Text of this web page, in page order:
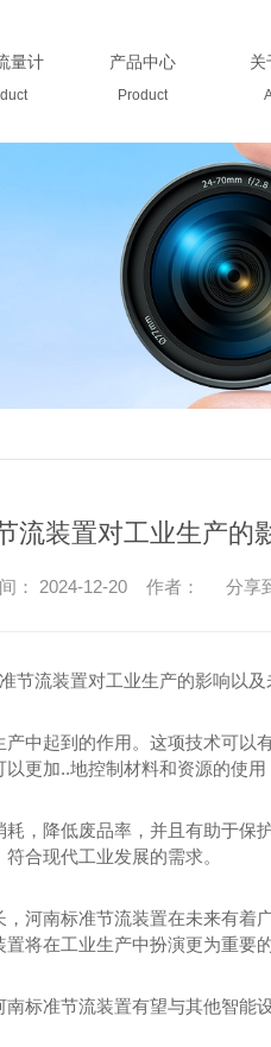
量计 产品中心
Product
关
流装置对工业生产的
： 2024-12-20 作者： 分享
节流装置对工业生产的影响以及
中起到的作用。这项技术可以
更加..地控制材料和资源的使用
，降低废品率，并且有助于
合现代工业发展的需求。
河南标准节流装置在未来有着
将在工业生产中扮演更为重要的
标准节流装置有望与其他智能